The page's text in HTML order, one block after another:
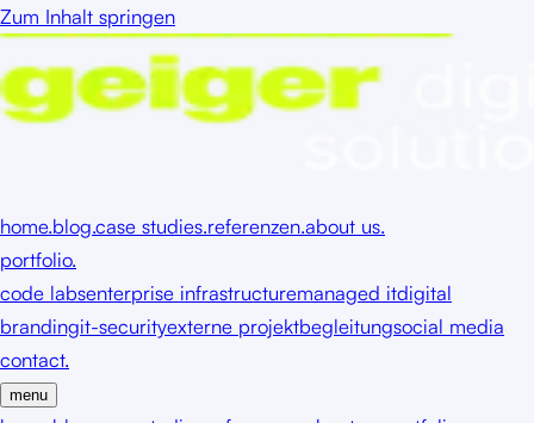
Zum Inhalt springen
home.blog.case studies.referenzen.about us.
portfolio.
code labsenterprise infrastructuremanaged itdigital
brandingit-securityexterne projektbegleitungsocial media
contact.
menu